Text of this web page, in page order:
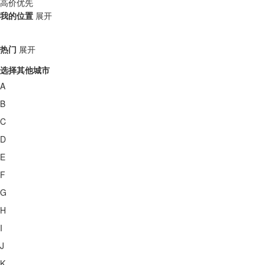
我的位置 展开
热门 展开
选择其他城市
A
B
C
D
E
F
G
H
I
J